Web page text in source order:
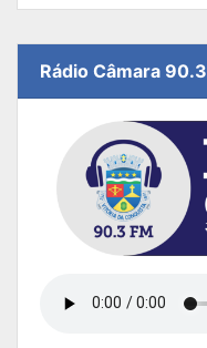
Rádio Câmara 90.3